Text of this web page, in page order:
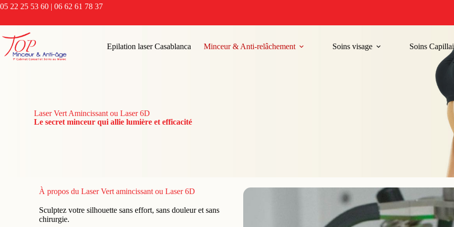
05 22 25 53 60 | 06 62 61 78 37
Epilation laser Casablanca Minceur & Anti-relâchement Soins visage Soins
Laser Vert Amincissant ou Laser 6D
Le secret minceur qui allie lumière et efficacité
À propos du Laser Vert amincissant ou Laser 6D
Sculptez votre silhouette sans effort, sans douleur et sans
chirurgie.